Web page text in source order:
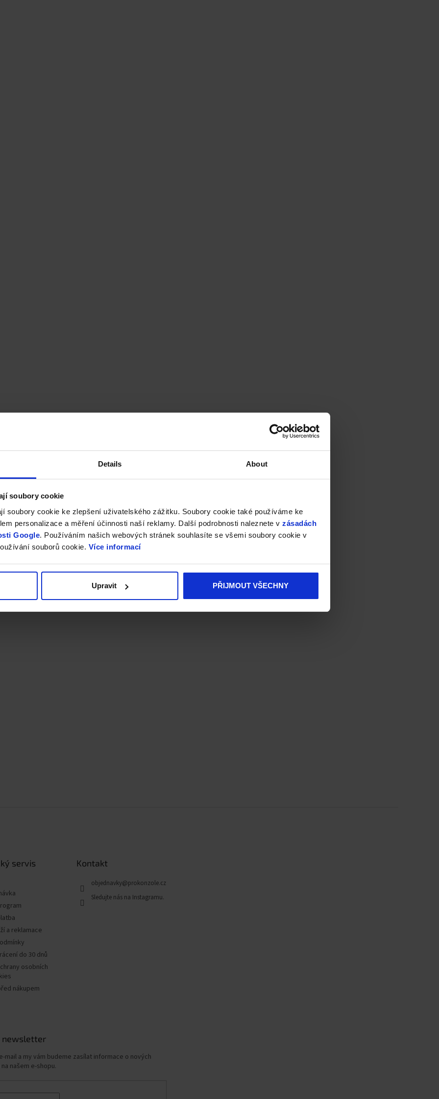
Details About
soubory cookie
soubory cookie ke zlepšení uživatelského zážitku. Soubory cookie také používáme ke
personalizace a měření účinnosti naší reklamy. Další podrobnosti naleznete v zásadách
Google. Používáním našich webových stránek souhlasíte se všemi soubory cookie v
souborů cookie. Více informací
Upravit PŘIJMOUT VŠECHNY
servis
a reklamace
do 30 dnů
osobních
nákupem
Kontakt
objednavky@prokonzole.cz
newsletter
mail a my vám budeme zasílat informace o nových
našem e-shopu.